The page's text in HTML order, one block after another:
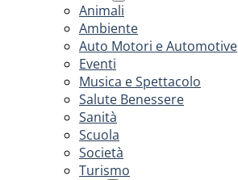
Animali
Ambiente
Auto Motori e Automotive
Eventi
Musica e Spettacolo
Salute Benessere
Sanità
Scuola
Società
Turismo